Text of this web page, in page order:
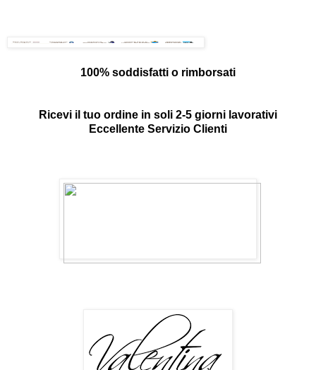
100% soddisfatti o rimborsati
Ricevi il tuo ordine in soli 2-5 giorni lavorativi
Eccellente Servizio Clienti